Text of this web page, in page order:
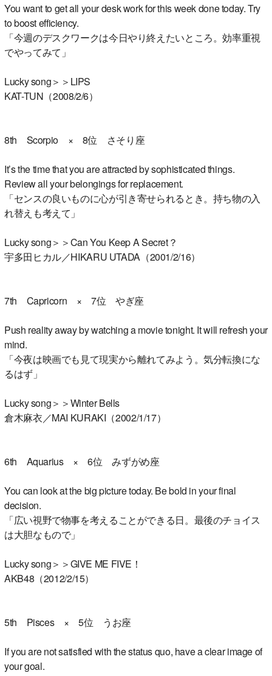
You want to get all your desk work for this week done today. Try
to boost efficiency.
「今週のデスクワークは今日やり終えたいところ。効率重視
でやってみて」
Lucky song＞＞LIPS
KAT-TUN（2008/2/6）
8th Scorpio × 8位 さそり座
It’s the time that you are attracted by sophisticated things.
Review all your belongings for replacement.
「センスの良いものに心が引き寄せられるとき。持ち物の入
れ替えも考えて」
Lucky song＞＞Can You Keep A Secret？
宇多田ヒカル／HIKARU UTADA（2001/2/16）
7th Capricorn × 7位 やぎ座
Push reality away by watching a movie tonight. It will refresh your
mind.
「今夜は映画でも見て現実から離れてみよう。気分転換にな
るはず」
Lucky song＞＞Winter Bells
倉木麻衣／MAI KURAKI（2002/1/17）
6th Aquarius × 6位 みずがめ座
You can look at the big picture today. Be bold in your final
decision.
「広い視野で物事を考えることができる日。最後のチョイス
は大胆なもので」
Lucky song＞＞GIVE ME FIVE！
AKB48（2012/2/15）
5th Pisces × 5位 うお座
If you are not satisfied with the status quo, have a clear image of
your goal.